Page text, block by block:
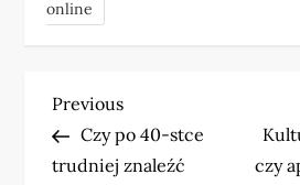
online
N
a
Previous
Post
Previous
Czy po 40-stce
trudniej znaleźć
czy